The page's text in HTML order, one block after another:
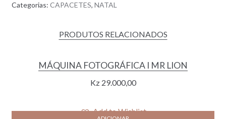
Categorias: CAPACETES, NATAL
PRODUTOS RELACIONADOS
MÁQUINA FOTOGRÁFICA I MR LION
Kz29.000,00
Add to Wishlist